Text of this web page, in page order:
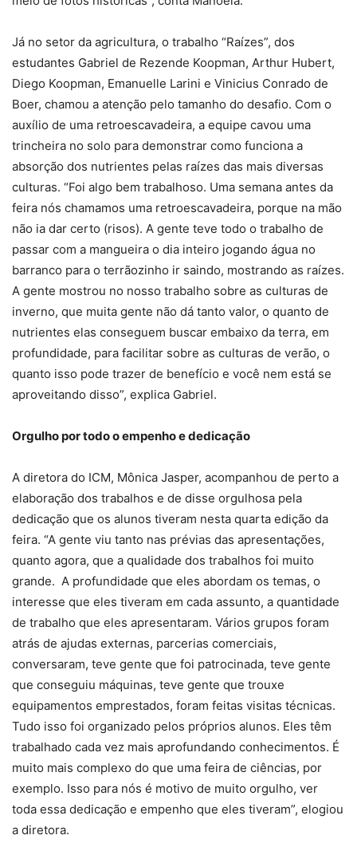
Já no setor da agricultura, o trabalho “Raízes”, dos
estudantes Gabriel de Rezende Koopman, Arthur Hubert,
Diego Koopman, Emanuelle Larini e Vinicius Conrado de
Boer, chamou a atenção pelo tamanho do desafio. Com o
auxílio de uma retroescavadeira, a equipe cavou uma
trincheira no solo para demonstrar como funciona a
absorção dos nutrientes pelas raízes das mais diversas
culturas. “Foi algo bem trabalhoso. Uma semana antes da
feira nós chamamos uma retroescavadeira, porque na mão
não ia dar certo (risos). A gente teve todo o trabalho de
passar com a mangueira o dia inteiro jogando água no
barranco para o terrãozinho ir saindo, mostrando as raízes.
A gente mostrou no nosso trabalho sobre as culturas de
inverno, que muita gente não dá tanto valor, o quanto de
nutrientes elas conseguem buscar embaixo da terra, em
profundidade, para facilitar sobre as culturas de verão, o
quanto isso pode trazer de benefício e você nem está se
aproveitando disso”, explica Gabriel.
Orgulho por todo o empenho e dedicação
A diretora do ICM, Mônica Jasper, acompanhou de perto a
elaboração dos trabalhos e de disse orgulhosa pela
dedicação que os alunos tiveram nesta quarta edição da
feira. “A gente viu tanto nas prévias das apresentações,
quanto agora, que a qualidade dos trabalhos foi muito
grande. A profundidade que eles abordam os temas, o
interesse que eles tiveram em cada assunto, a quantidade
de trabalho que eles apresentaram. Vários grupos foram
atrás de ajudas externas, parcerias comerciais,
conversaram, teve gente que foi patrocinada, teve gente
que conseguiu máquinas, teve gente que trouxe
equipamentos emprestados, foram feitas visitas técnicas.
Tudo isso foi organizado pelos próprios alunos. Eles têm
trabalhado cada vez mais aprofundando conhecimentos. É
muito mais complexo do que uma feira de ciências, por
exemplo. Isso para nós é motivo de muito orgulho, ver
toda essa dedicação e empenho que eles tiveram”, elogiou
a diretora.